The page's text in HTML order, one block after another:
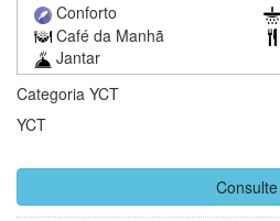
Conforto
Café da Manhã
Jantar
Categoria YCT
YCT
Consulte